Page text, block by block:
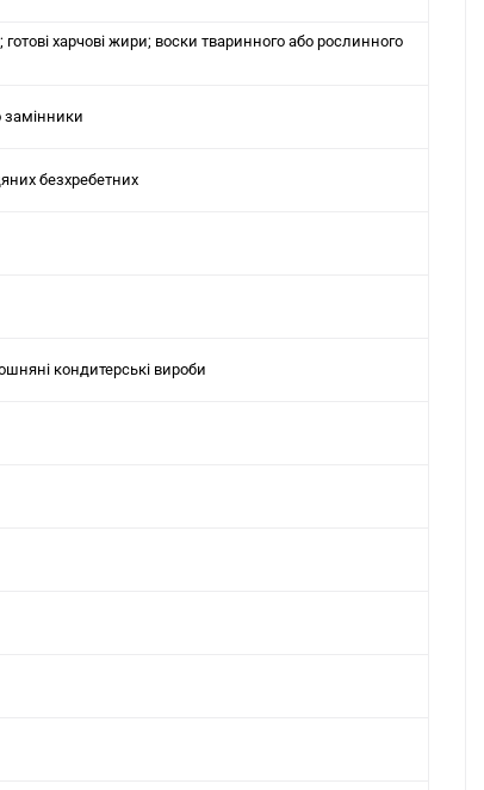
харчові жири; воски тваринного або рослинного
замінники
безхребетних
кондитерські вироби